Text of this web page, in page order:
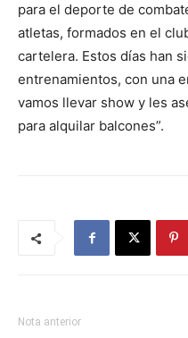
para el deporte de
atletas, formados en el
cartelera. Estos días han
entrenamientos, con una
vamos llevar show y les
para alquilar balcones”.
Nota anterior